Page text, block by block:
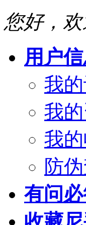
您好，
用户
我
我
我
防
有问